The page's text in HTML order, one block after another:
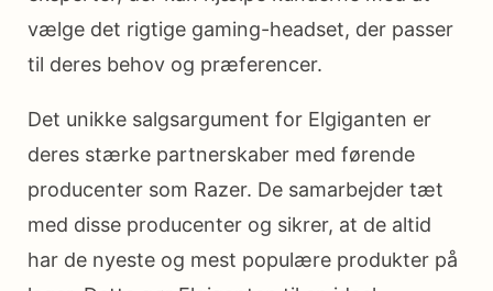
vælge det rigtige gaming-headset, der passer
til deres behov og præferencer.
Det unikke salgsargument for Elgiganten er
deres stærke partnerskaber med førende
producenter som Razer. De samarbejder tæt
med disse producenter og sikrer, at de altid
har de nyeste og mest populære produkter på